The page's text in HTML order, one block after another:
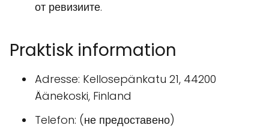
от ревизиите.
Praktisk information
Adresse: Kellosepänkatu 21, 44200
Äänekoski, Finland
Telefon: (не предоставено)